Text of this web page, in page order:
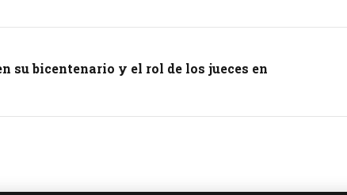
su bicentenario y el rol de los jueces en